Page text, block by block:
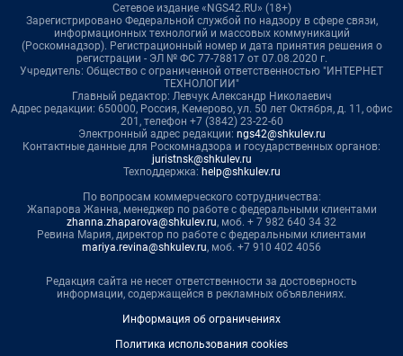
Сетевое издание «NGS42.RU» (18+)
Зарегистрировано Федеральной службой по надзору в сфере связи,
информационных технологий и массовых коммуникаций
(Роскомнадзор). Регистрационный номер и дата принятия решения о
регистрации - ЭЛ № ФС 77-78817 от 07.08.2020 г.
Учредитель: Общество с ограниченной ответственностью "ИНТЕРНЕТ
ТЕХНОЛОГИИ"
Главный редактор: Левчук Александр Николаевич
Адрес редакции: 650000, Россия, Кемерово, ул. 50 лет Октября, д. 11, офис
201, телефон +7 (3842) 23-22-60
Электронный адрес редакции: ngs42@shkulev.ru
Контактные данные для Роскомнадзора и государственных органов:
juristnsk@shkulev.ru
Техподдержка: help@shkulev.ru
По вопросам коммерческого сотрудничества:
Жапарова Жанна, менеджер по работе с федеральными клиентами
zhanna.zhaparova@shkulev.ru, моб. + 7 982 640 34 32
Ревина Мария, директор по работе с федеральными клиентами
mariya.revina@shkulev.ru, моб. +7 910 402 4056
Редакция сайта не несет ответственности за достоверность
информации, содержащейся в рекламных объявлениях.
Информация об ограничениях
Политика использования cookies